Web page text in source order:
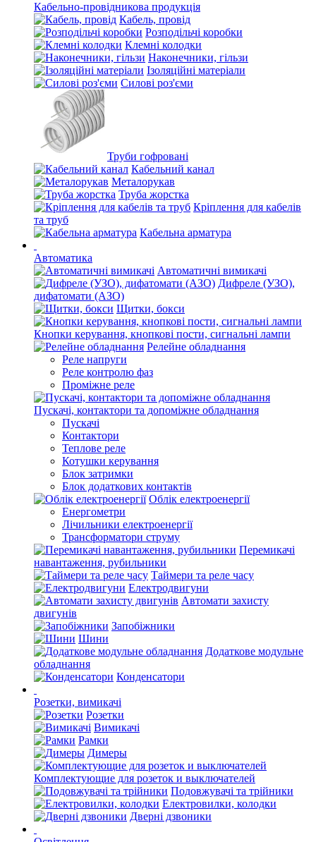
Кабельно-провідникова продукція
Кабель, провід
Розподільчі коробки
Клемні колодки
Наконечники, гільзи
Ізоляційні матеріали
Силові роз'єми
Труби гофровані
Кабельний канал
Металорукав
Труба жорстка
Кріплення для кабелів
та труб
Кабельна арматура
Автоматика
Автоматичні вимикачі
Дифреле (УЗО),
дифатомати (АЗО)
Щитки, бокси
Кнопки керування, кнопкові пости, сигнальні лампи
Релейне обладнання
Реле напруги
Реле контролю фаз
Проміжне реле
Пускачі, контактори та допоміжне обладнання
Пускачі
Контактори
Теплове реле
Котушки керування
Блок затримки
Блок додаткових контактів
Облік електроенергії
Енергометри
Лічильники електроенергії
Трансформатори струму
Перемикачі
навантаження, рубильники
Таймери та реле часу
Електродвигуни
Автомати захисту
двигунів
Запобіжники
Шини
Додаткове модульне
обладнання
Конденсатори
Розетки, вимикачі
Розетки
Вимикачі
Рамки
Димеры
Комплектующие для розеток и выключателей
Подовжувачі та трійники
Електровилки, колодки
Дверні дзвоники